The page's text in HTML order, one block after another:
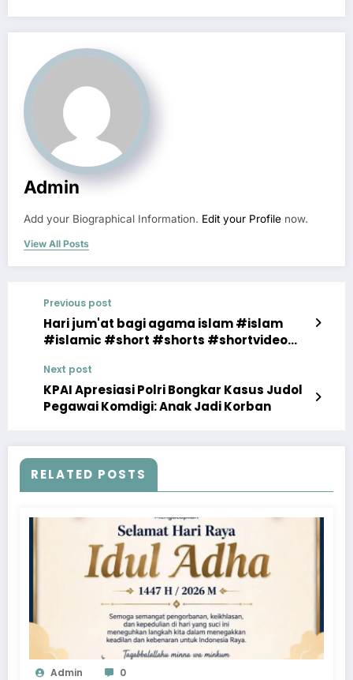
Admin
Add your Biographical Information. Edit your Profile now.
View All Posts
Previous post
Hari jum'at bagi agama islam #islam
#islamic #short #shorts #shortvideo
Next post
KPAI Apresiasi Polri Bongkar Kasus Judol
Pegawai Komdigi: Anak Jadi Korban
RELATED POSTS
Admin 0